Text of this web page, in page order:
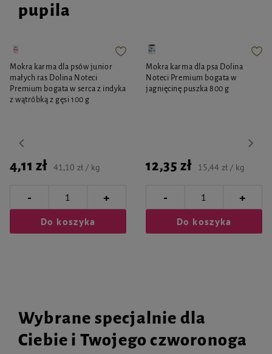
Grawer wykonywany jest wyłącznie na tylnej stronie zawieszki. Uwaga!
Produkt personalizowany nie podlega zwrotowi.
pupila
Mokra karma dla psów junior
małych ras Dolina Noteci
Premium bogata w serca z indyka
z wątróbką z gęsi 100 g
4,11 zł 41,10 zł / kg
- +
Do koszyka
Mokra karma dla psa Dolina
Noteci Premium bogata w
jagnięcinę puszka 800 g
12,35 zł 15,44 zł / kg
- +
Do koszyka
Wybrane specjalnie dla
Ciebie i Twojego czworonoga